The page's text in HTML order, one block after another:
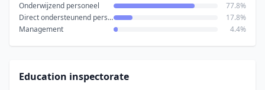
Onderwijzend personeel
77.8%
Direct ondersteunend personeel
17.8%
Management
4.4%
Education inspectorate